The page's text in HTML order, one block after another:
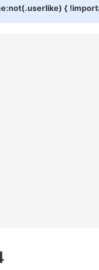
{